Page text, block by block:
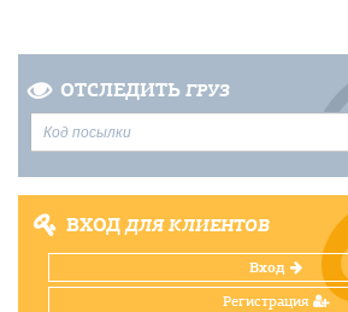
ОТСЛЕДИТЬ ГРУЗ
ВХОДДЛЯ КЛИЕНТОВ
Вход
Регистрация